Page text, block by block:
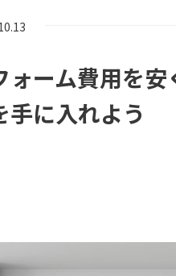
ォーム費用を
手に入れよう